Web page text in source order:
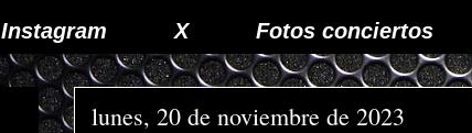
Instagram X Fotos conciertos
lunes, 20 de noviembre de 2023